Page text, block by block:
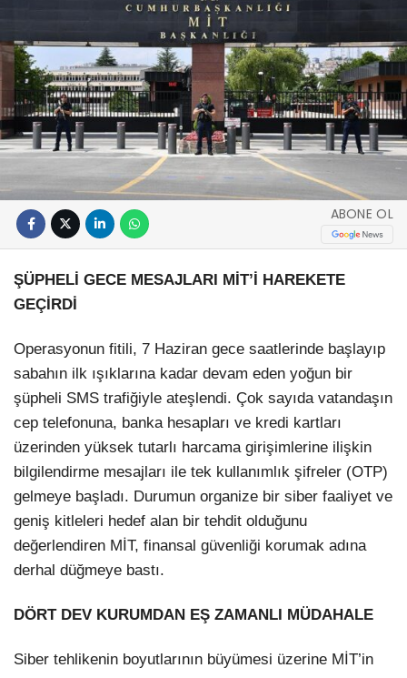
ABONE OL
ŞÜPHELİ GECE MESAJLARI MİT’İ HAREKETE
GEÇİRDİ
Operasyonun fitili, 7 Haziran gece saatlerinde başlayıp
sabahın ilk ışıklarına kadar devam eden yoğun bir
şüpheli SMS trafiğiyle ateşlendi. Çok sayıda vatandaşın
cep telefonuna, banka hesapları ve kredi kartları
üzerinden yüksek tutarlı harcama girişimlerine ilişkin
bilgilendirme mesajları ile tek kullanımlık şifreler (OTP)
gelmeye başladı. Durumun organize bir siber faaliyet ve
geniş kitleleri hedef alan bir tehdit olduğunu
değerlendiren MİT, finansal güvenliği korumak adına
derhal düğmeye bastı.
DÖRT DEV KURUMDAN EŞ ZAMANLI MÜDAHALE
Siber tehlikenin boyutlarının büyümesi üzerine MİT’in